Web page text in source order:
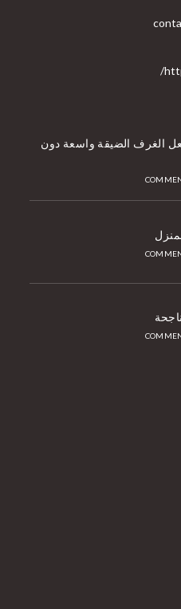
الغرف الضيقة واسعة دون